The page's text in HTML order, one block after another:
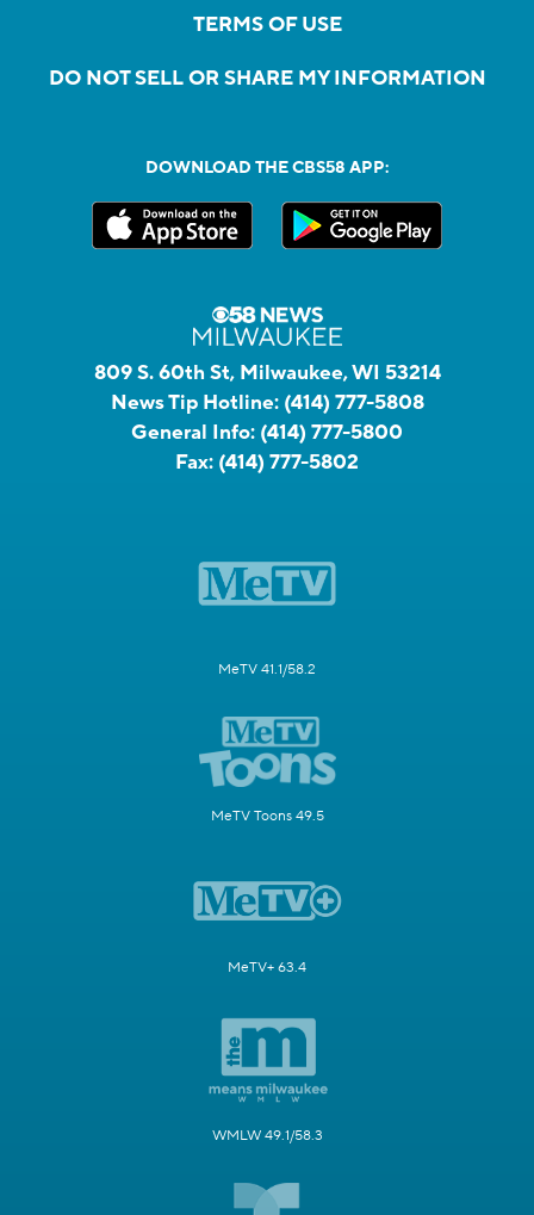
TERMS OF USE
DO NOT SELL OR SHARE MY INFORMATION
DOWNLOAD THE CBS58 APP:
809 S. 60th St, Milwaukee, WI 53214
News Tip Hotline: (414) 777-5808
General Info: (414) 777-5800
Fax: (414) 777-5802
MeTV 41.1/58.2
MeTV Toons 49.5
MeTV+ 63.4
WMLW 49.1/58.3